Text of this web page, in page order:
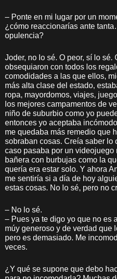
– Ponte en mi lugar por un
¿cómo reaccionarías ante
opulencia?
Joder, no lo sé. O peor, sí lo sé.
obsequiaron con todos los
comodidades a las que ellos,
más alta clase del estado,
ropa, mayordomos, viajes,
los mejores campamentos de
niño de suburbio como yo
entonces yo aceptaba
me quedaba más remedio que
sobraban cosas. Creía saber lo
caso pasaba por un videojuego
bañera con burbujas como la
quería era estar solo. Y ahora
me sentiría si a día de hoy
estas cosas. No lo sé, pero no
– No lo sé.
– Pues ya te digo yo que no es
múy generoso y de verdad que
pero es demasiado. Me
veces.
¿Y qué se supone que debo